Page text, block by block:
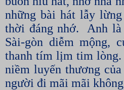
những bài hát lẫy
thời đáng nhớ.
Anh là
Sài-gòn diễm mộng,
thanh tím lịm tim lòng.
niềm luyến thương
người đi mãi mãi